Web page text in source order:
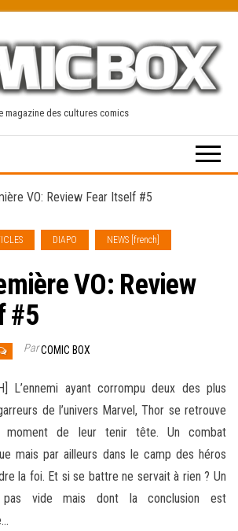
magazine des cultures comics
VO: Review Fear Itself #5
DIAPO NEWS [french]
VO: Review
#5
ParCOMIC BOX
L’ennemi ayant corrompu deux des plus
de l’univers Marvel, Thor se retrouve
moment de leur tenir tête. Un combat
mais par ailleurs dans le camp des héros
la foi. Et si se battre ne servait à rien ? Un
pas vide mais dont la conclusion est